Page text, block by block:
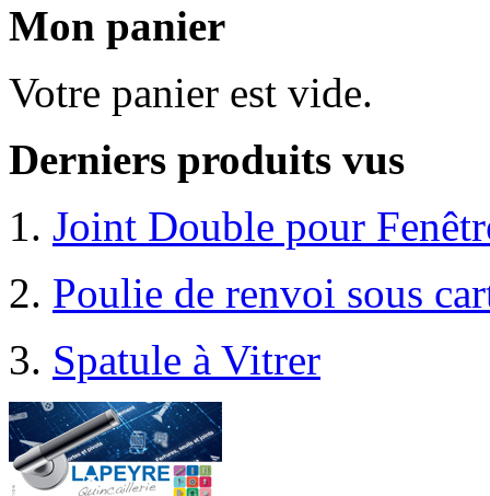
Mon panier
Votre panier est vide.
Derniers produits vus
Joint Double pour
Poulie de renvoi sous
Spatule à Vitrer